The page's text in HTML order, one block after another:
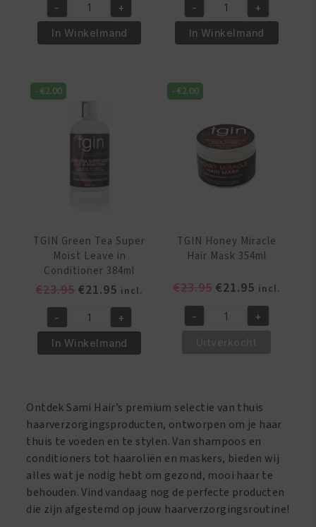
was:
€19.95.
is:
€18.95.
Shea
Moisture
Manuka
&
Mafura
Intensive
Hydration
Masque
354ml
- +
In Winkelmand
was:
€14.95.
is:
€13.95.
Shea
Moisture
Manuka
&
Mafura
Intensive
Hydration
Shampoo
- +
In Winkelmand
-€2.00
TGIN Green Tea Super
Moist Leave in
Conditioner 384ml
€23.95 Oorspronkelijke
was:
€23.95.
€21.95 Huidige
prijs
is:
€21.95.
incl.
TGIN
Green
Tea
Leave
in
Conditioner
384ml
aantal
- +
In Winkelmand
-€2.00
TGIN Honey Miracle
Hair Mask 354ml
€23.95 Oorspronkelijke
was:
€21.95Huidige
prijs
is:
incl.
TGIN
354ml
aantal
- +
Ontdek Sami Hair’s premium selectie van thuis
haarverzorgingsproducten, ontworpen om je haar
thuis te voeden en te stylen. Van shampoos en
conditioners tot haaroliën en maskers, bieden wij
alles wat je nodig hebt om gezond, mooi haar te
behouden. Vind vandaag nog de perfecte producten
die zijn afgestemd op jouw haarverzorgingsroutine!